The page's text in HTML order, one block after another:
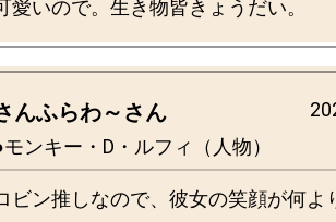
んふらわ～さん
モンキー・D・ルフィ（人物）
ビン推しなので、彼女の笑顔が何よ